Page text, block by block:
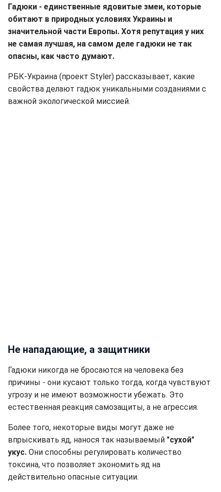
Гадюки - единственные ядовитые змеи, которые
обитают в природных условиях Украины и
значительной части Европы. Хотя репутация у них
не самая лучшая, на самом деле гадюки не так
опасны, как часто думают.
РБК-Украина (проект Styler) рассказывает, какие
свойства делают гадюк уникальными созданиями с
важной экологической миссией.
Не нападающие, а защитники
Гадюки никогда не бросаются на человека без
причины - они кусают только тогда, когда чувствуют
угрозу и не имеют возможности убежать. Это
естественная реакция самозащиты, а не агрессия.
Более того, некоторые виды могут даже не
впрыскивать яд, нанося так называемый "сухой"
укус. Они способны регулировать количество
токсина, что позволяет экономить яд на
действительно опасные ситуации.